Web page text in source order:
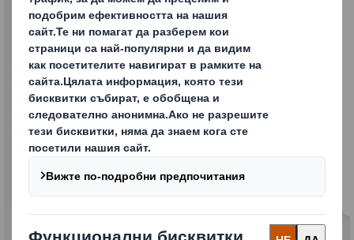
DS Smith Lift Up
Напълно рециклируема алтернатива на
пластмасовото термосвиваемо фолио за